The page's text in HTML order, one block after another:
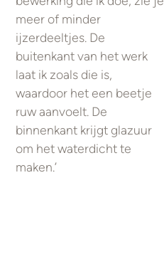
meer of minder
ijzerdeeltjes. De
buitenkant van het werk
laat ik zoals die is,
waardoor het een beetje
ruw aanvoelt. De
binnenkant krijgt glazuur
om het waterdicht te
maken.’